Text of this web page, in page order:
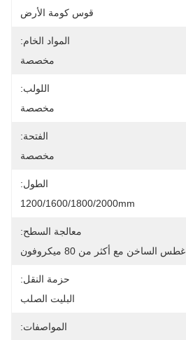
قوس كومة الأرض
المواد الخام:
مخصصة
اللولب:
مخصصة
الفتحة:
مخصصة
الطول:
1200/1600/1800/2000mm
معالجة السطح:
غطس الساخن مع أكثر من 80 ميكروفون
حزمة النقل:
البليت الصلب
المواصفات: